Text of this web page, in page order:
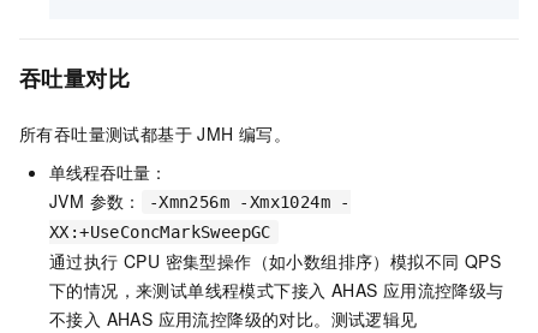
吞吐量对比
所有吞吐量测试都基于 JMH 编写。
单线程吞吐量：
JVM 参数：
-Xmn256m -Xmx1024m -
XX:+UseConcMarkSweepGC
通过执行 CPU 密集型操作（如小数组排序）模拟不同 QPS
下的情况，来测试单线程模式下接入 AHAS 应用流控降级与
不接入 AHAS 应用流控降级的对比。测试逻辑见